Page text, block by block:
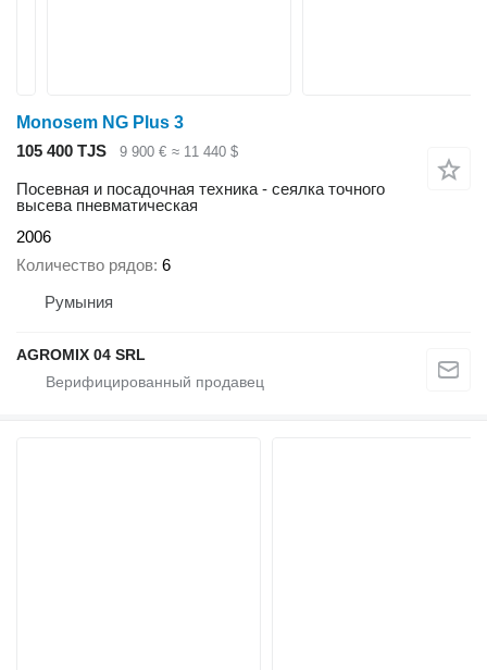
Monosem NG Plus 3
105 400 TJS
9 900 € ≈ 11 440 $
Посевная и посадочная техника - сеялка точного
высева пневматическая
2006
Количество рядов 6
Румыния
AGROMIX 04 SRL